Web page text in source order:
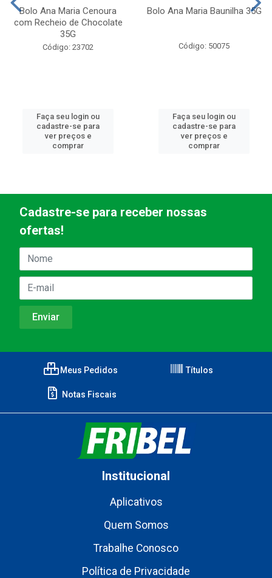
Bolo Ana Maria Cenoura
com Recheio de Chocolate
35G
Código: 23702
Faça seu login ou
cadastre-se para
ver preços e
comprar
Bolo Ana Maria Baunilha 35G
Código: 50075
Faça seu login ou
cadastre-se para
ver preços e
comprar
Cadastre-se para receber nossas
ofertas!
Meus Pedidos Títulos
Notas Fiscais
Institucional
Aplicativos
Quem Somos
Trabalhe Conosco
Política de Privacidade